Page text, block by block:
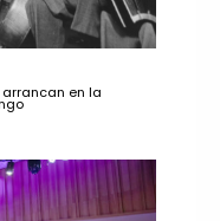
en la